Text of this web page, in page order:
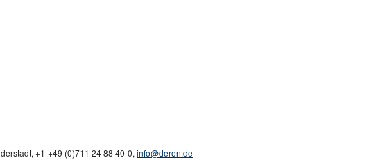
, +1-+49 (0)711 24 88 40-0, info@deron.de